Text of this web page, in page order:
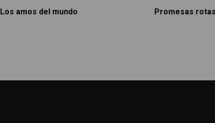
Los amos del mundo Promesas rotas